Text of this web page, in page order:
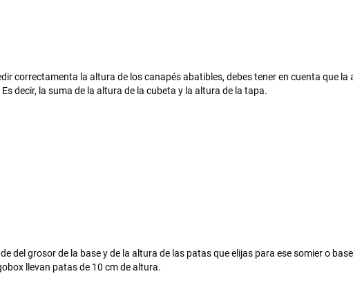
correctamenta la altura de los canapés abatibles, debes tener en cuenta que
decir, la suma de la altura de la cubeta y la altura de la tapa.
del grosor de la base y de la altura de las patas que elijas para ese somier o
llevan patas de 10 cm de altura.